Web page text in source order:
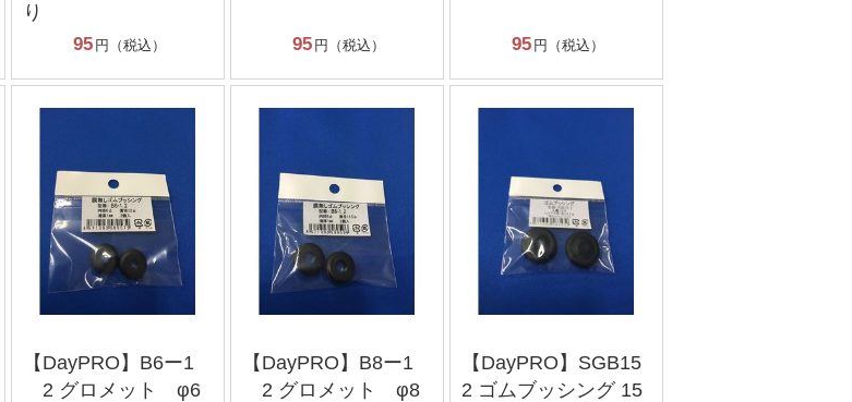
り
95 円（税込） 95 円（税込） 95 円（税込）
【DayPRO】B6ー1
2 グロメット φ6
【DayPRO】B8ー1
2 グロメット φ8
【DayPRO】SGB15
2 ゴムブッシング 15